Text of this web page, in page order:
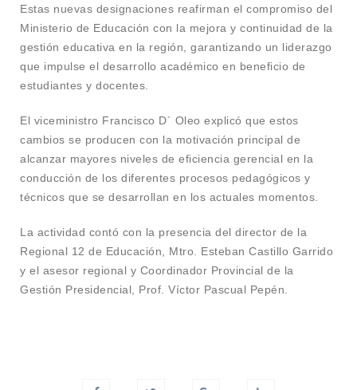
Estas nuevas designaciones reafirman el compromiso del
Ministerio de Educación con la mejora y continuidad de la
gestión educativa en la región, garantizando un liderazgo
que impulse el desarrollo académico en beneficio de
estudiantes y docentes.
El viceministro Francisco D´ Oleo explicó que estos
cambios se producen con la motivación principal de
alcanzar mayores niveles de eficiencia gerencial en la
conducción de los diferentes procesos pedagógicos y
técnicos que se desarrollan en los actuales momentos.
La actividad contó con la presencia del director de la
Regional 12 de Educación, Mtro. Esteban Castillo Garrido
y el asesor regional y Coordinador Provincial de la
Gestión Presidencial, Prof. Víctor Pascual Pepén.